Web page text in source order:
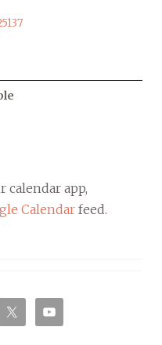
calendar app,
Calendarfeed.